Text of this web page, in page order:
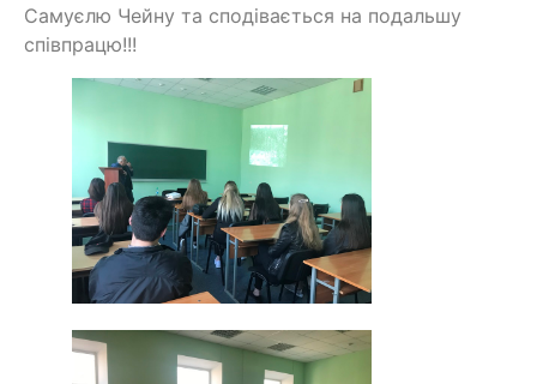
Самуєлю Чейну та сподівається на подальшу
співпрацю!!!